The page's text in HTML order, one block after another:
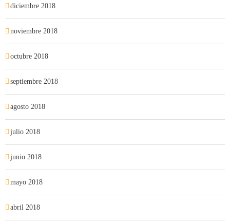
diciembre 2018
noviembre 2018
octubre 2018
septiembre 2018
agosto 2018
julio 2018
junio 2018
mayo 2018
abril 2018